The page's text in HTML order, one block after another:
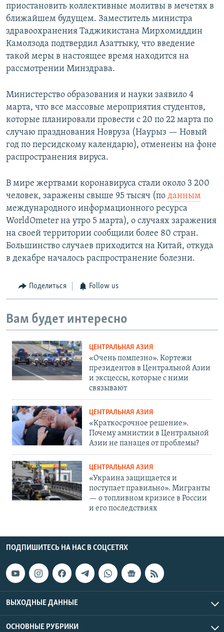
приостановить коллективные молитвы в мечетях в
ближайшем будущем. Заместитель министра
здравоохранения Таджикистана Мирхомиддин
Камолзода подтвердил Азаттыку, что введение
такой меры в настоящее время находится на
рассмотрении Минздрава.
Министерство образования и науки заявило 4
марта, что все массовые мероприятия студентов,
которые планировали провести с 20 по 22 марта по
случаю празднования Новруза (Наурыз — Новый
год по персидскому календарю), отменены на фоне
распространения вируса.
В мире жертвами коронавируса стали около 3 200
человек, заражены свыше 95 тысяч (по данным
международного информационного ресурса
WorldOmeter на утро 5 марта), о случаях заражения
на своей территории сообщили более 80 стран.
Большинство случаев приходится на Китай, откуда
в декабре началось распространение болезни.
Поделиться Follow us
Вам будет интересно
ЦЕНТРАЛЬНАЯ АЗИЯ
«Очень помпезно». Кортежи
президентов в Центральной Азии
и эксцессы, которые с ними
связывают
ЦЕНТРАЛЬНАЯ АЗИЯ
«Краткосрочное решение».
Почему амнистии в Центральной
Азии не панацея от проблемы?
ЦЕНТРАЛЬНАЯ АЗИЯ
«Украина защищается и
поступает правильно». Мигранты
— о топливном кризисе в России
и его последствиях
ПОДПИШИТЕСЬ НА НАС В СОЦСЕТЯХ
ВЫХОДНЫЕ ДАННЫЕ
ОСНОВНЫЕ РУБРИКИ